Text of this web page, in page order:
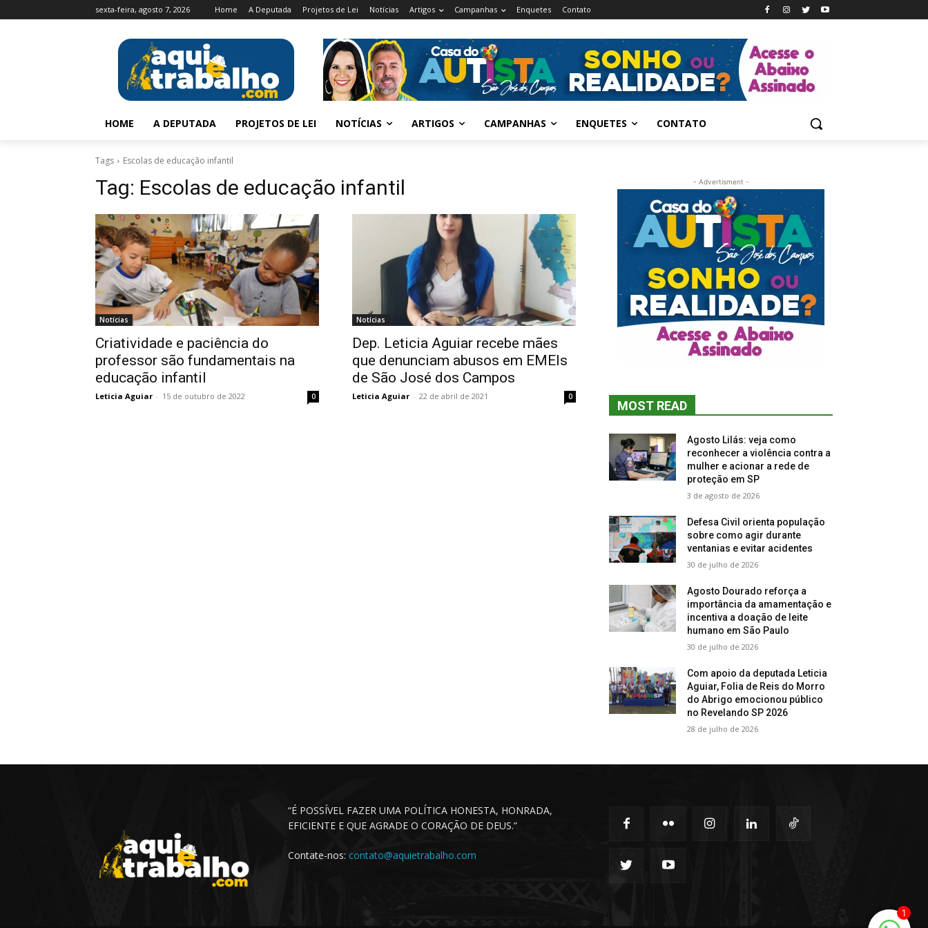
sexta-feira, agosto 7, 2026 Home A Deputada Projetos de Lei Notícias Artigos Campanhas Enquetes Contato
HOME A DEPUTADA PROJETOS DE LEI NOTÍCIAS ARTIGOS CAMPANHAS ENQUETES CONTATO
Tags Escolas de educação infantil
Tag: Escolas de educação infantil
Notícias
Criatividade e paciência do
professor são fundamentais na
educação infantil
Leticia Aguiar - 15 de outubro de 2022 0
Notícias
Dep. Leticia Aguiar recebe mães
que denunciam abusos em EMEIs
de São José dos Campos
Leticia Aguiar - 22 de abril de 2021 0
- Advertisment -
MOST READ
Agosto Lilás: veja como
reconhecer a violência contra a
mulher e acionar a rede de
proteção em SP
3 de agosto de 2026
Defesa Civil orienta população
sobre como agir durante
ventanias e evitar acidentes
30 de julho de 2026
Agosto Dourado reforça a
importância da amamentação e
incentiva a doação de leite
humano em São Paulo
30 de julho de 2026
Com apoio da deputada Leticia
Aguiar, Folia de Reis do Morro
do Abrigo emocionou público
no Revelando SP 2026
28 de julho de 2026
“É POSSÍVEL FAZER UMA POLÍTICA HONESTA, HONRADA,
EFICIENTE E QUE AGRADE O CORAÇÃO DE DEUS.”
Contate-nos: contato@aquietrabalho.com
1